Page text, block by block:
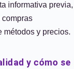
informativa previa,
métodos y precios.
y cómo se